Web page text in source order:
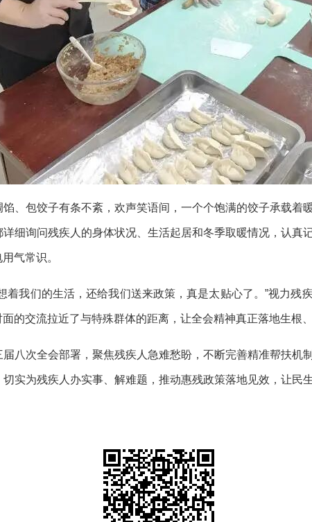
、包饺子有条不紊，欢声笑语间，一个个饱满的饺子承载着
细询问残疾人的身体状况、生活起居和冬季取暖情况，认真
气常识。
着我们的生活，还给我们送来政策，真是太贴心了。”视力残
的交流拉近了与特殊群体的距离，让全会精神真正落地生根、
八次全会部署，聚焦残疾人急难愁盼，不断完善精准帮扶机
实为残疾人办实事、解难题，推动惠残政策落地见效，让民